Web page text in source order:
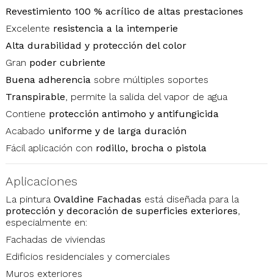
Revestimiento 100 % acrílico de altas prestaciones
Excelente resistencia a la intemperie
Alta durabilidad y protección del color
Gran poder cubriente
Buena adherencia sobre múltiples soportes
Transpirable, permite la salida del vapor de agua
Contiene protección antimoho y antifungicida
Acabado uniforme y de larga duración
Fácil aplicación con rodillo, brocha o pistola
Aplicaciones
La pintura Ovaldine Fachadas está diseñada para la
protección y decoración de superficies exteriores,
especialmente en:
Fachadas de viviendas
Edificios residenciales y comerciales
Muros exteriores